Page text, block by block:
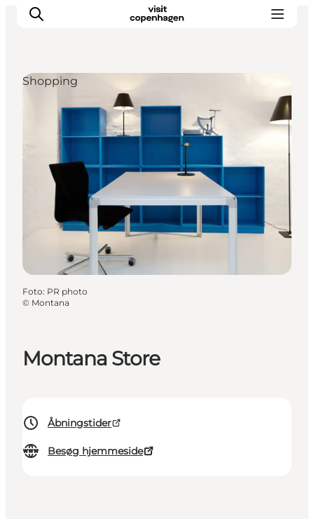
This is Copenhagen
Aktiviteter
Spis & drik
Områder
Planlæg din tur
CopenPay
Copenhagen Card
Montana Store
Åbningstider
Besøg hjemmeside
Shopping
Foto: PR photo
© Montana